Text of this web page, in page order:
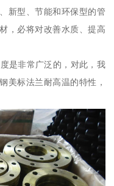
新型、节能和环保型的管
，必将对改善水质、提高
是非常广泛的，对此，我
美标法兰耐高温的特性，